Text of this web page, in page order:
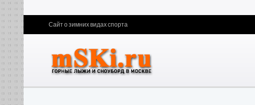
Сайт о зимних видах спорта